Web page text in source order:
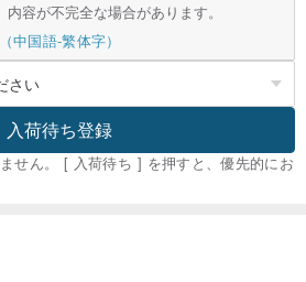
容が不完全な場合があります。
中国語-繁体字）
入荷待ち登録
せん。 [ 入荷待ち ] を押すと、優先的にお